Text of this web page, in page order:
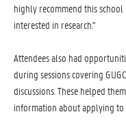
highly recommend this
interested in research."
Attendees also had
during sessions covering
discussions. These helped
information about applying to